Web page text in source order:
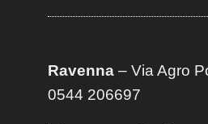
Ravenna– Via Agro
0544 206697